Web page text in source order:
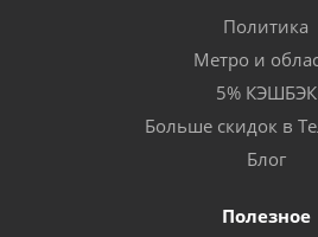
Политика
Метро и
5% КЭШБЭК
Больше скидок в
Блог
Полезное